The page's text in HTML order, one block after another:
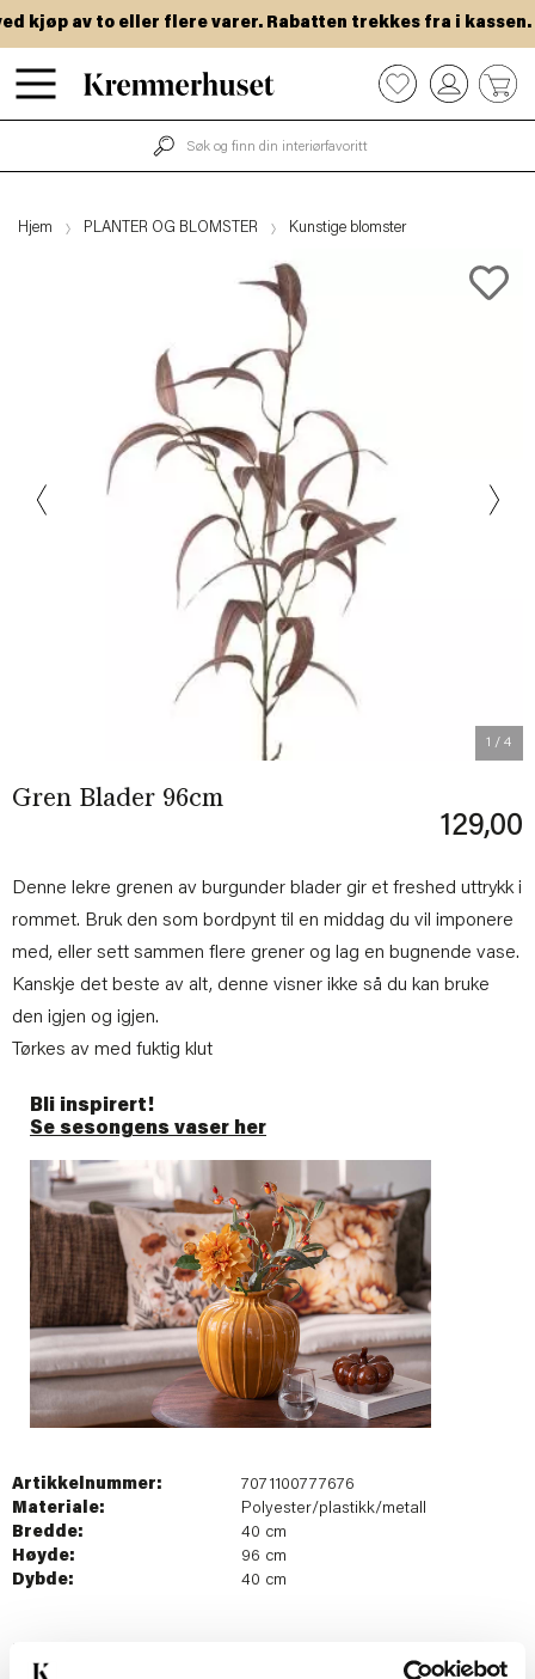
Hopp
til
kjøp av to eller flere varer. Rabatten trekkes fra i kassen.
0
Hjem PLANTER OG BLOMSTER Kunstige blomster
1 / 4
Gren Blader 96cm
129,00
Denne lekre grenen av burgunder blader gir et freshed uttrykk i
rommet. Bruk den som bordpynt til en middag du vil imponere
med, eller sett sammen flere grener og lag en bugnende vase.
Kanskje det beste av alt, denne visner ikke så du kan bruke
den igjen og igjen.
Tørkes av med fuktig klut
Bli inspirert!
Se sesongens vaser her
Artikkelnummer:
7071100777676
Materiale:
Polyester/plastikk/metall
Bredde:
40 cm
Høyde:
96 cm
Dybde:
40 cm